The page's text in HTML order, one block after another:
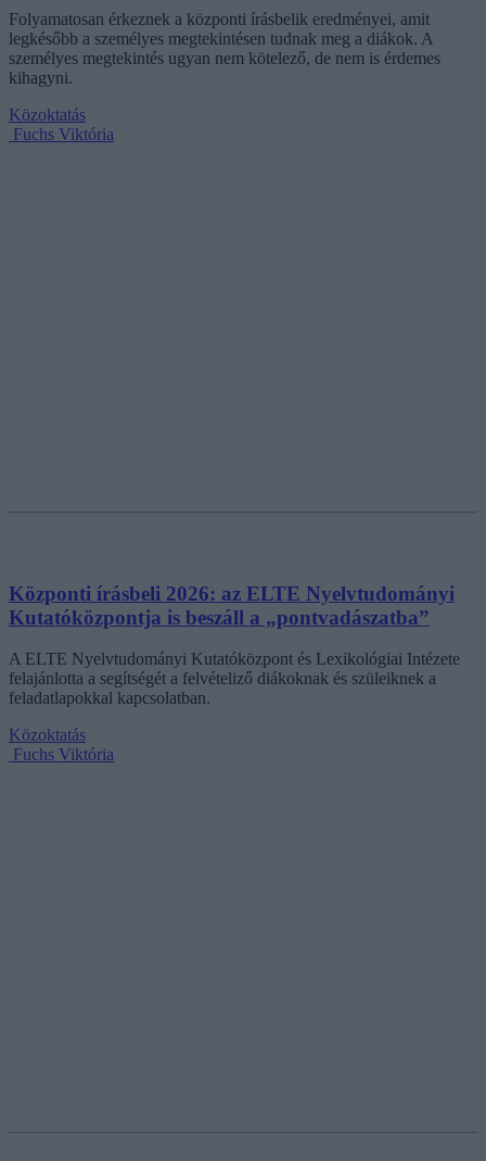
Folyamatosan érkeznek a központi írásbelik eredményei, amit
legkésőbb a személyes megtekintésen tudnak meg a diákok. A
személyes megtekintés ugyan nem kötelező, de nem is érdemes
kihagyni.
Közoktatás
Fuchs Viktória
Központi írásbeli 2026: az ELTE Nyelvtudományi
Kutatóközpontja is beszáll a „pontvadászatba”
A ELTE Nyelvtudományi Kutatóközpont és Lexikológiai Intézete
felajánlotta a segítségét a felvételiző diákoknak és szüleiknek a
feladatlapokkal kapcsolatban.
Közoktatás
Fuchs Viktória